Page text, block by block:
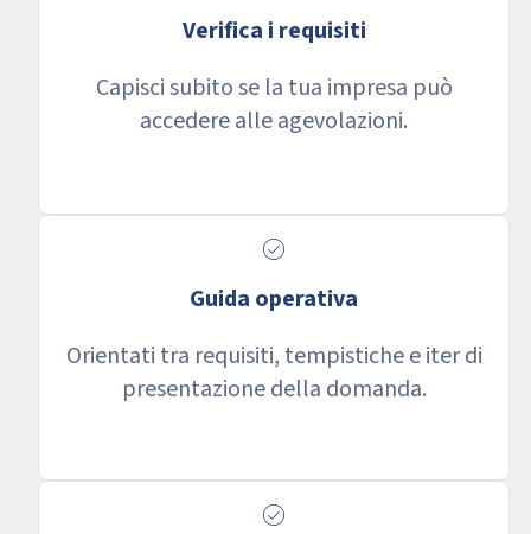
Verifica i requisiti
Capisci subito se la tua impresa può
accedere alle agevolazioni.
check_circle
Guida operativa
Orientati tra requisiti, tempistiche e iter di
presentazione della domanda.
check_circle